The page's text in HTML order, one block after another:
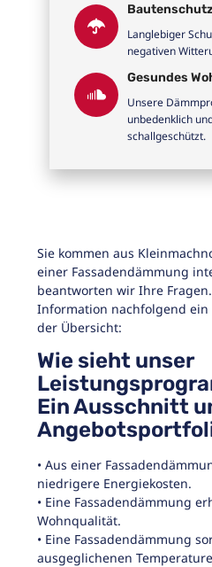
Bautenschutz
Langlebiger
negativen
Gesundes
Unsere
unbedenklich
schallgeschützt.
Sie kommen aus
einer Fassadendämmung
beantworten wir Ihre
Information nachfolgend ein
der Übersicht:
Wie sieht unser
Ein Ausschnitt
• Aus einer
niedrigere Energiekosten.
• Eine Fassadendämmung
Wohnqualität.
• Eine Fassadendämmung
ausgeglichenen